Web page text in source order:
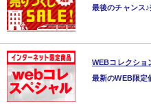
最後のチャンス
WEBコレクショ
最新のWEB限定